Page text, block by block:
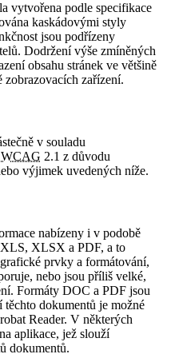
vytvořena podle specifikace
kaskádovými styly
jsou podřízeny
Dodržení výše zmíněných
obsahu stránek ve většině
zobrazovacích zařízení.
v souladu
WCAG 2.1 z důvodu
výjimek uvedených níže.
nabízeny i v podobě
XLSX a PDF, a to
prvky a formátování,
nebo jsou příliš velké,
Formáty DOC a PDF jsou
dokumentů je možné
Reader. V některých
aplikace, jež slouží
dokumentů.